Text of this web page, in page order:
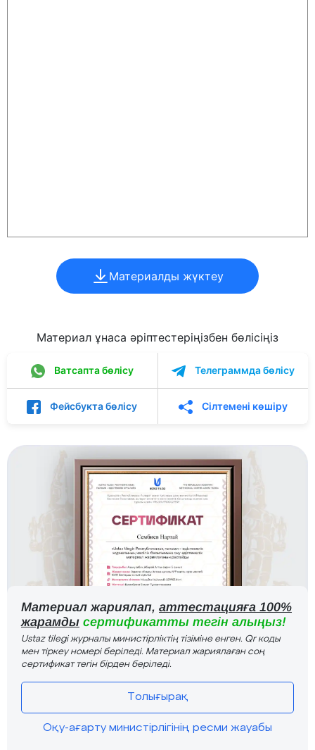
Материалды жүктеу
Материал ұнаса әріптестеріңізбен бөлісіңіз
Ватсапта бөлісу Телеграммда бөлісу
Фейсбукта бөлісу Сілтемені көшіру
Материал жариялап, аттестацияға 100%
жарамды сертификатты тегін алыңыз!
Ustaz tilegi журналы министірліктің тізіміне енген. Qr коды
мен тіркеу номері беріледі. Материал жариялаған соң
сертификат тегін бірден беріледі.
Толығырақ
Оқу-ағарту министірлігінің ресми жауабы